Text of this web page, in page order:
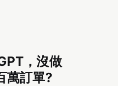
，沒做
萬訂單?